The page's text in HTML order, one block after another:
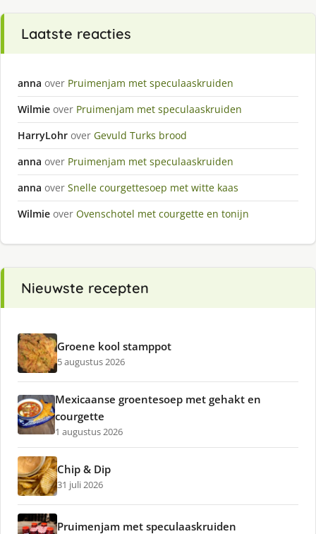
Laatste reacties
anna over Pruimenjam met speculaaskruiden
Wilmie over Pruimenjam met speculaaskruiden
HarryLohr over Gevuld Turks brood
anna over Pruimenjam met speculaaskruiden
anna over Snelle courgettesoep met witte kaas
Wilmie over Ovenschotel met courgette en tonijn
Nieuwste recepten
Groene kool stamppot
5 augustus 2026
Mexicaanse groentesoep met gehakt en
courgette
1 augustus 2026
Chip & Dip
31 juli 2026
Pruimenjam met speculaaskruiden